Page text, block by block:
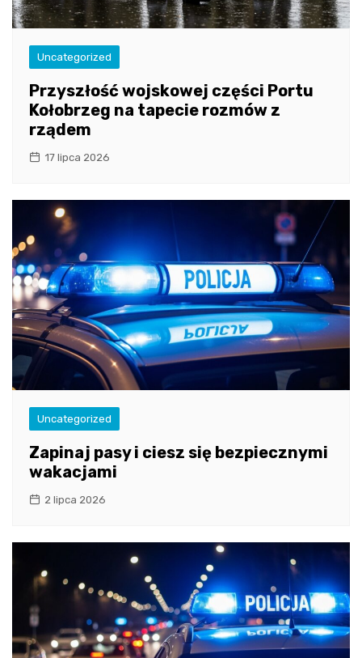
Uncategorized
Przyszłość wojskowej części Portu
Kołobrzeg na tapecie rozmów z
rządem
17 lipca 2026
Uncategorized
Zapinaj pasy i ciesz się bezpiecznymi
wakacjami
2 lipca 2026